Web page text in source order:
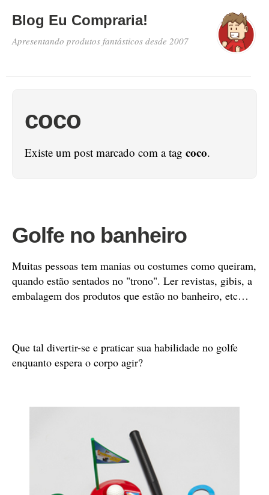
Blog Eu Compraria!
Apresentando produtos fantásticos desde 2007
coco
Existe um post marcado com a tag coco.
Golfe no banheiro
Muitas pessoas tem manias ou costumes como queiram,
quando estão sentados no "trono". Ler revistas, gibis, a
embalagem dos produtos que estão no banheiro, etc…
Que tal divertir-se e praticar sua habilidade no golfe
enquanto espera o corpo agir?